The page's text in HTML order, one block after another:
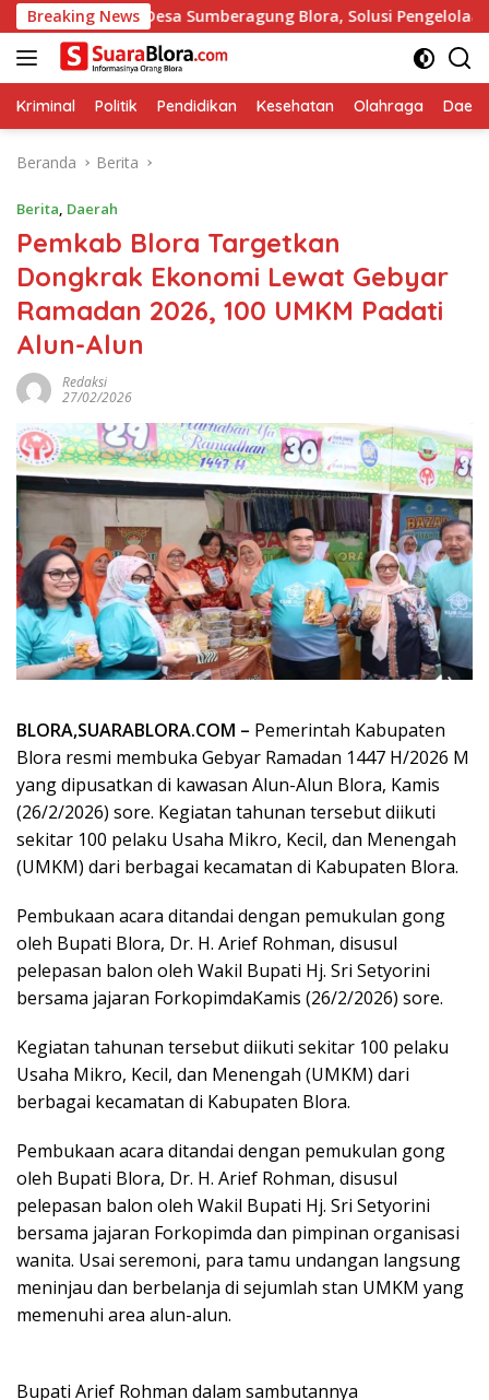
Langsung
ke
konten
Breaking News
Sumberagung Blora, Solusi Pengelolaan Sampah Ramah
Kriminal Politik Pendidikan Kesehatan Olahraga
Beranda Berita
Berita, Daerah
‎Pemkab Blora Targetkan
Dongkrak Ekonomi Lewat Gebyar
Ramadan 2026, 100 UMKM Padati
Alun-Alun
Redaksi
27/02/2026
‎BLORA,SUARABLORA.COM – Pemerintah Kabupaten
Blora resmi membuka Gebyar Ramadan 1447 H/2026 M
yang dipusatkan di kawasan Alun-Alun Blora, Kamis
(26/2/2026) sore. Kegiatan tahunan tersebut diikuti
sekitar 100 pelaku Usaha Mikro, Kecil, dan Menengah
(UMKM) dari berbagai kecamatan di Kabupaten Blora.
‎Pembukaan acara ditandai dengan pemukulan gong
oleh Bupati Blora, Dr. H. Arief Rohman, disusul
pelepasan balon oleh Wakil Bupati Hj. Sri Setyorini
bersama jajaran ForkopimdaKamis (26/2/2026) sore.
Kegiatan tahunan tersebut diikuti sekitar 100 pelaku
Usaha Mikro, Kecil, dan Menengah (UMKM) dari
berbagai kecamatan di Kabupaten Blora.
‎Pembukaan acara ditandai dengan pemukulan gong
oleh Bupati Blora, Dr. H. Arief Rohman, disusul
pelepasan balon oleh Wakil Bupati Hj. Sri Setyorini
bersama jajaran Forkopimda dan pimpinan organisasi
wanita. Usai seremoni, para tamu undangan langsung
meninjau dan berbelanja di sejumlah stan UMKM yang
memenuhi area alun-alun.
Bupati Arief Rohman dalam sambutannya